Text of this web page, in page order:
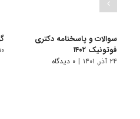
سوالات و پاسخنامه دکتری
فوتونیک ۱۴۰۲
۲۴ آذر, ۱۴۰۱ | ۰ دیدگاه
۱۰ تیر, ۱۴۰۱